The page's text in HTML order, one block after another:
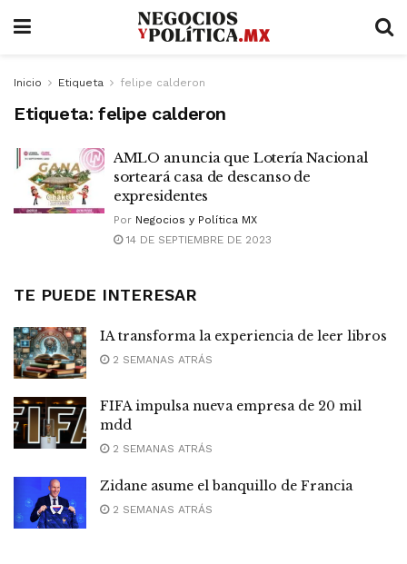
Inicio Etiqueta felipe calderon
Etiqueta: felipe calderon
AMLO anuncia que Lotería Nacional
sorteará casa de descanso de
expresidentes
Por Negocios y Política MX
14 DE SEPTIEMBRE DE 2023
TE PUEDE INTERESAR
IA transforma la experiencia de leer libros
2 SEMANAS ATRÁS
FIFA impulsa nueva empresa de 20 mil
mdd
2 SEMANAS ATRÁS
Zidane asume el banquillo de Francia
2 SEMANAS ATRÁS